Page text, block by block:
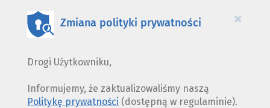
×
Zmiana polityki prywatności
Drogi Użytkowniku,
Informujemy, że zaktualizowaliśmy naszą
Politykę prywatności (dostępną w regulaminie).